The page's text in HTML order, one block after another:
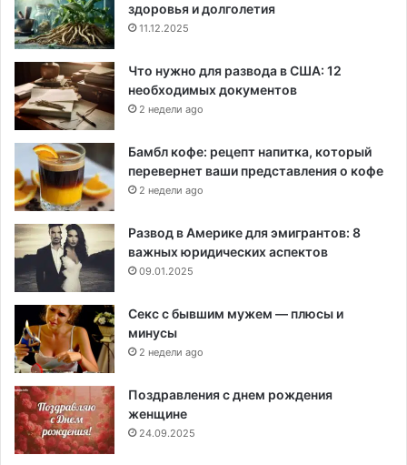
здоровья и долголетия
11.12.2025
Что нужно для развода в США: 12
необходимых документов
2 недели ago
Бамбл кофе: рецепт напитка, который
перевернет ваши представления о кофе
2 недели ago
Развод в Америке для эмигрантов: 8
важных юридических аспектов
09.01.2025
Секс с бывшим мужем — плюсы и
минусы
2 недели ago
Поздравления с днем рождения
женщине
24.09.2025